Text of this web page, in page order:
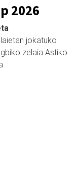
2026
jokatuko
zelaia Astiko